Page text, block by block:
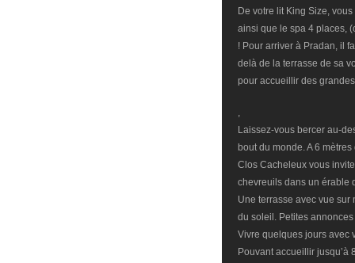
De votre lit King Size,
ainsi que le spa 4 places,
! Pour arriver à Pradan, il
delà de la terrasse de sa
pour accueillir des
,
Laissez-vous bercer au-
bout du monde. A 6
Clos Cacheleux vous
chevreuils dans un érable
Une terrasse avec vue sur
du soleil. Petites
Vivre quelques jours avec
Pouvant accueillir jusqu’à